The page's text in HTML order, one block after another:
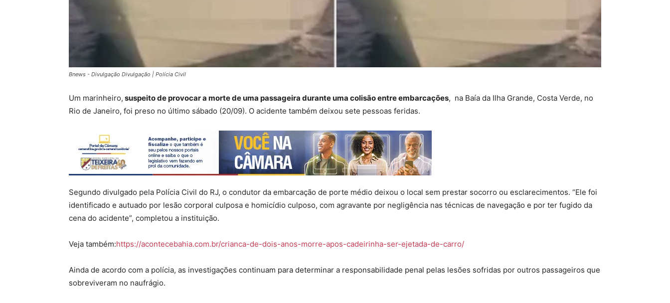
Bnews - Divulgação Divulgação | Polícia Civil
Um marinheiro, suspeito de provocar a morte de uma passageira durante uma colisão entre embarcações, na Baía da Ilha Grande, Costa Verde, no
Rio de Janeiro, foi preso no último sábado (20/09). O acidente também deixou sete pessoas feridas.
Segundo divulgado pela Polícia Civil do RJ, o condutor da embarcação de porte médio deixou o local sem prestar socorro ou esclarecimentos. “Ele foi
identificado e autuado por lesão corporal culposa e homicídio culposo, com agravante por negligência nas técnicas de navegação e por ter fugido da
cena do acidente”, completou a instituição.
Veja também:https://acontecebahia.com.br/crianca-de-dois-anos-morre-apos-cadeirinha-ser-ejetada-de-carro/
Ainda de acordo com a polícia, as investigações continuam para determinar a responsabilidade penal pelas lesões sofridas por outros passageiros que
sobreviveram no naufrágio.